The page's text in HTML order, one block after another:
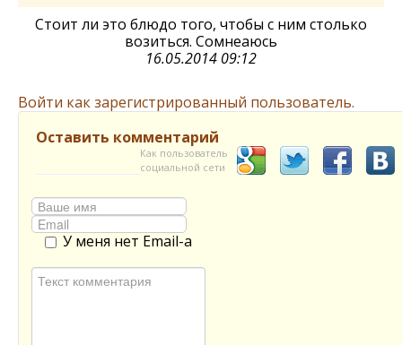
Стоит ли это блюдо того, чтобы с ним столько
возиться. Сомнеаюсь
16.05.2014 09:12
Войти как зарегистрированный пользователь.
Оставить комментарий
Как пользователь
социальной сети
У меня нет Email-а